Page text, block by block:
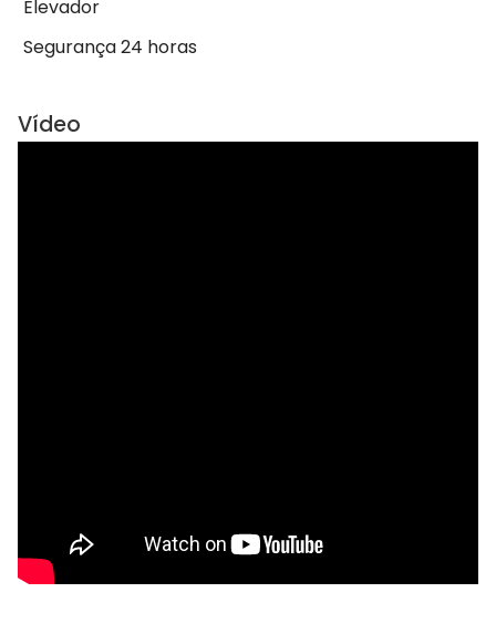
Elevador
Segurança 24 horas
Vídeo